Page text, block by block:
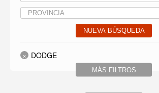
NUEVA BÚSQUEDA
MÁS FILTROS
DODGE